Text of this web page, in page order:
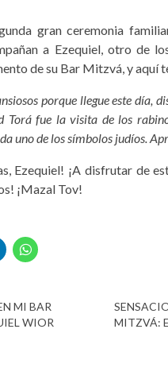
gran ceremonia
a Ezequiel, otro de
de su Bar Mitzvá, y aquí
porque llegue este día,
Torá fue la visita de los
uno de los símbolos judíos.
Ezequiel! ¡A disfrutar de
¡Mazal Tov!
MI BAR
WIOR
MITZVÁ: